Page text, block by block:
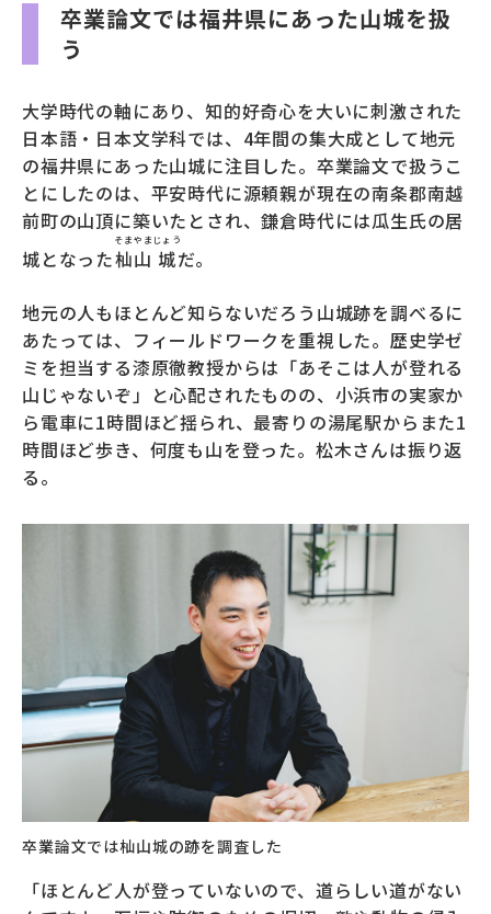
卒業論文では福井県にあった山城を扱
う
大学時代の軸にあり、知的好奇心を大いに刺激された
日本語・日本文学科では、4年間の集大成として地元
の福井県にあった山城に注目した。卒業論文で扱うこ
とにしたのは、平安時代に源頼親が現在の南条郡南越
前町の山頂に築いたとされ、鎌倉時代には瓜生氏の居
城となった杣
そま
山
やま
城
じょう
だ。
地元の人もほとんど知らないだろう山城跡を調べるに
あたっては、フィールドワークを重視した。歴史学ゼ
ミを担当する漆原徹教授からは「あそこは人が登れる
山じゃないぞ」と心配されたものの、小浜市の実家か
ら電車に1時間ほど揺られ、最寄りの湯尾駅からまた1
時間ほど歩き、何度も山を登った。松木さんは振り返
る。
卒業論文では杣山城の跡を調査した
「ほとんど人が登っていないので、道らしい道がない